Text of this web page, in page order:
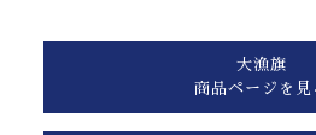
大漁旗
商品ページを見